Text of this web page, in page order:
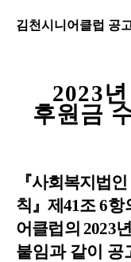
김천시니어클럽 공
2023
후원금
『사회복지법
칙』제41조 6항
어클럽의 2023
붙임과 같이 공